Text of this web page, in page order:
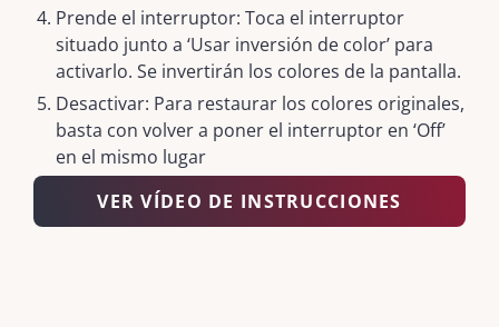
Prende el interruptor: Toca el interruptor
situado junto a ‘Usar inversión de color’ para
activarlo. Se invertirán los colores de la pantalla.
Desactivar: Para restaurar los colores originales,
basta con volver a poner el interruptor en ‘Off’
en el mismo lugar
VER VÍDEO DE INSTRUCCIONES